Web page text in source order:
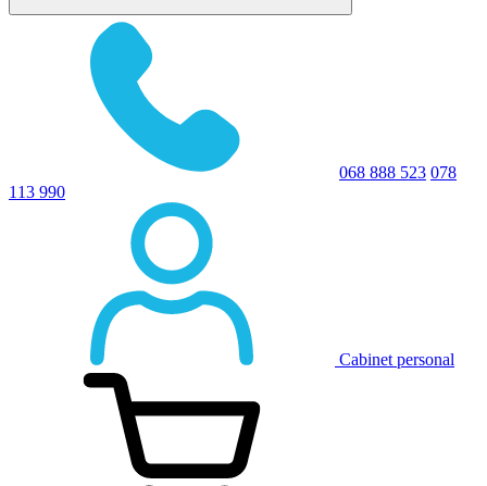
068 888 523 078
113 990
Cabinet personal